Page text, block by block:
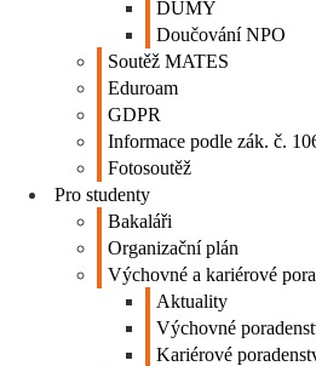
DUMY
Doučování NPO
Soutěž MATES
Eduroam
GDPR
Informace podle zák. č.
Fotosoutěž
Pro studenty
Bakaláři
Organizační plán
Výchovné a kariérové
Aktuality
Výchovné
Kariérové